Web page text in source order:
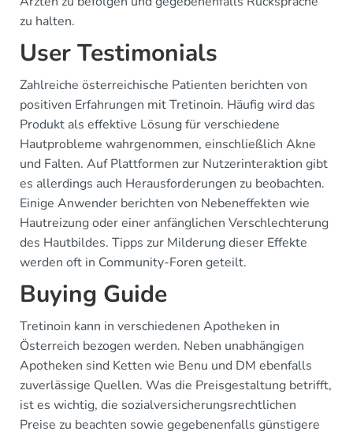
zu halten.
User Testimonials
Zahlreiche österreichische Patienten berichten von
positiven Erfahrungen mit Tretinoin. Häufig wird das
Produkt als effektive Lösung für verschiedene
Hautprobleme wahrgenommen, einschließlich Akne
und Falten. Auf Plattformen zur Nutzerinteraktion gibt
es allerdings auch Herausforderungen zu beobachten.
Einige Anwender berichten von Nebeneffekten wie
Hautreizung oder einer anfänglichen Verschlechterung
des Hautbildes. Tipps zur Milderung dieser Effekte
werden oft in Community-Foren geteilt.
Buying Guide
Tretinoin kann in verschiedenen Apotheken in
Österreich bezogen werden. Neben unabhängigen
Apotheken sind Ketten wie Benu und DM ebenfalls
zuverlässige Quellen. Was die Preisgestaltung betrifft,
ist es wichtig, die sozialversicherungsrechtlichen
Preise zu beachten sowie gegebenenfalls günstigere